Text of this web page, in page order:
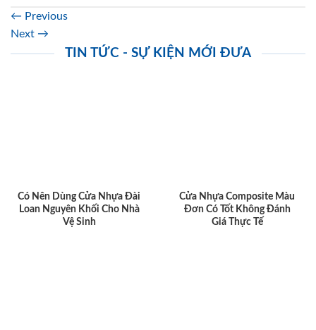
← Previous
Next →
TIN TỨC - SỰ KIỆN MỚI ĐƯA
Có Nên Dùng Cửa Nhựa Đài
Loan Nguyên Khối Cho Nhà
Vệ Sinh
Cửa Nhựa Composite Màu
Đơn Có Tốt Không Đánh
Giá Thực Tế